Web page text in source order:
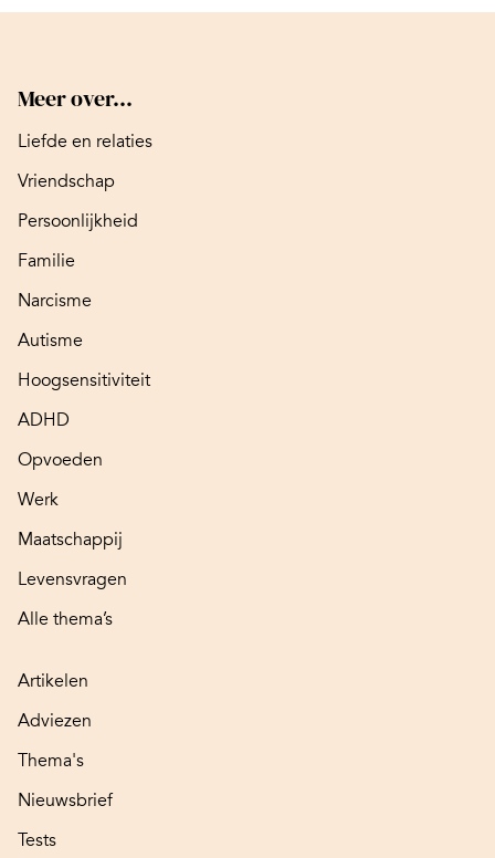
Meer over...
Liefde en relaties
Vriendschap
Persoonlijkheid
Familie
Narcisme
Autisme
Hoogsensitiviteit
ADHD
Opvoeden
Werk
Maatschappij
Levensvragen
Alle thema’s
Artikelen
Adviezen
Thema's
Nieuwsbrief
Tests